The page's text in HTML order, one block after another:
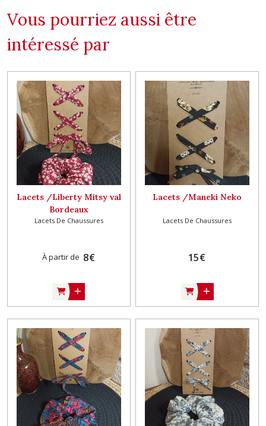
Vous pourriez aussi être
intéressé par
Lacets /Liberty Mitsy val
Bordeaux
Lacets De Chaussures
À partir de 8€
Lacets /Maneki Neko
Lacets De Chaussures
15€